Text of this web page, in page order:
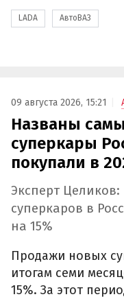
LADA АвтоВАЗ
09 августа 2026, 15:21
Названы
суперкары
покупали в
Эксперт
суперкаров в
на 15%
Продажи новых
итогам семи
15%. За этот